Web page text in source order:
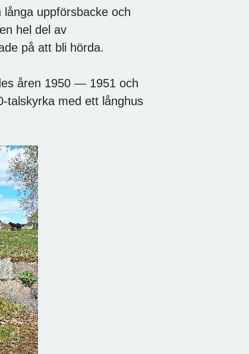
uppförsbacke och
hel del av
på att bli hörda.
åren 1950 — 1951 och
talskyrka med ett långhus